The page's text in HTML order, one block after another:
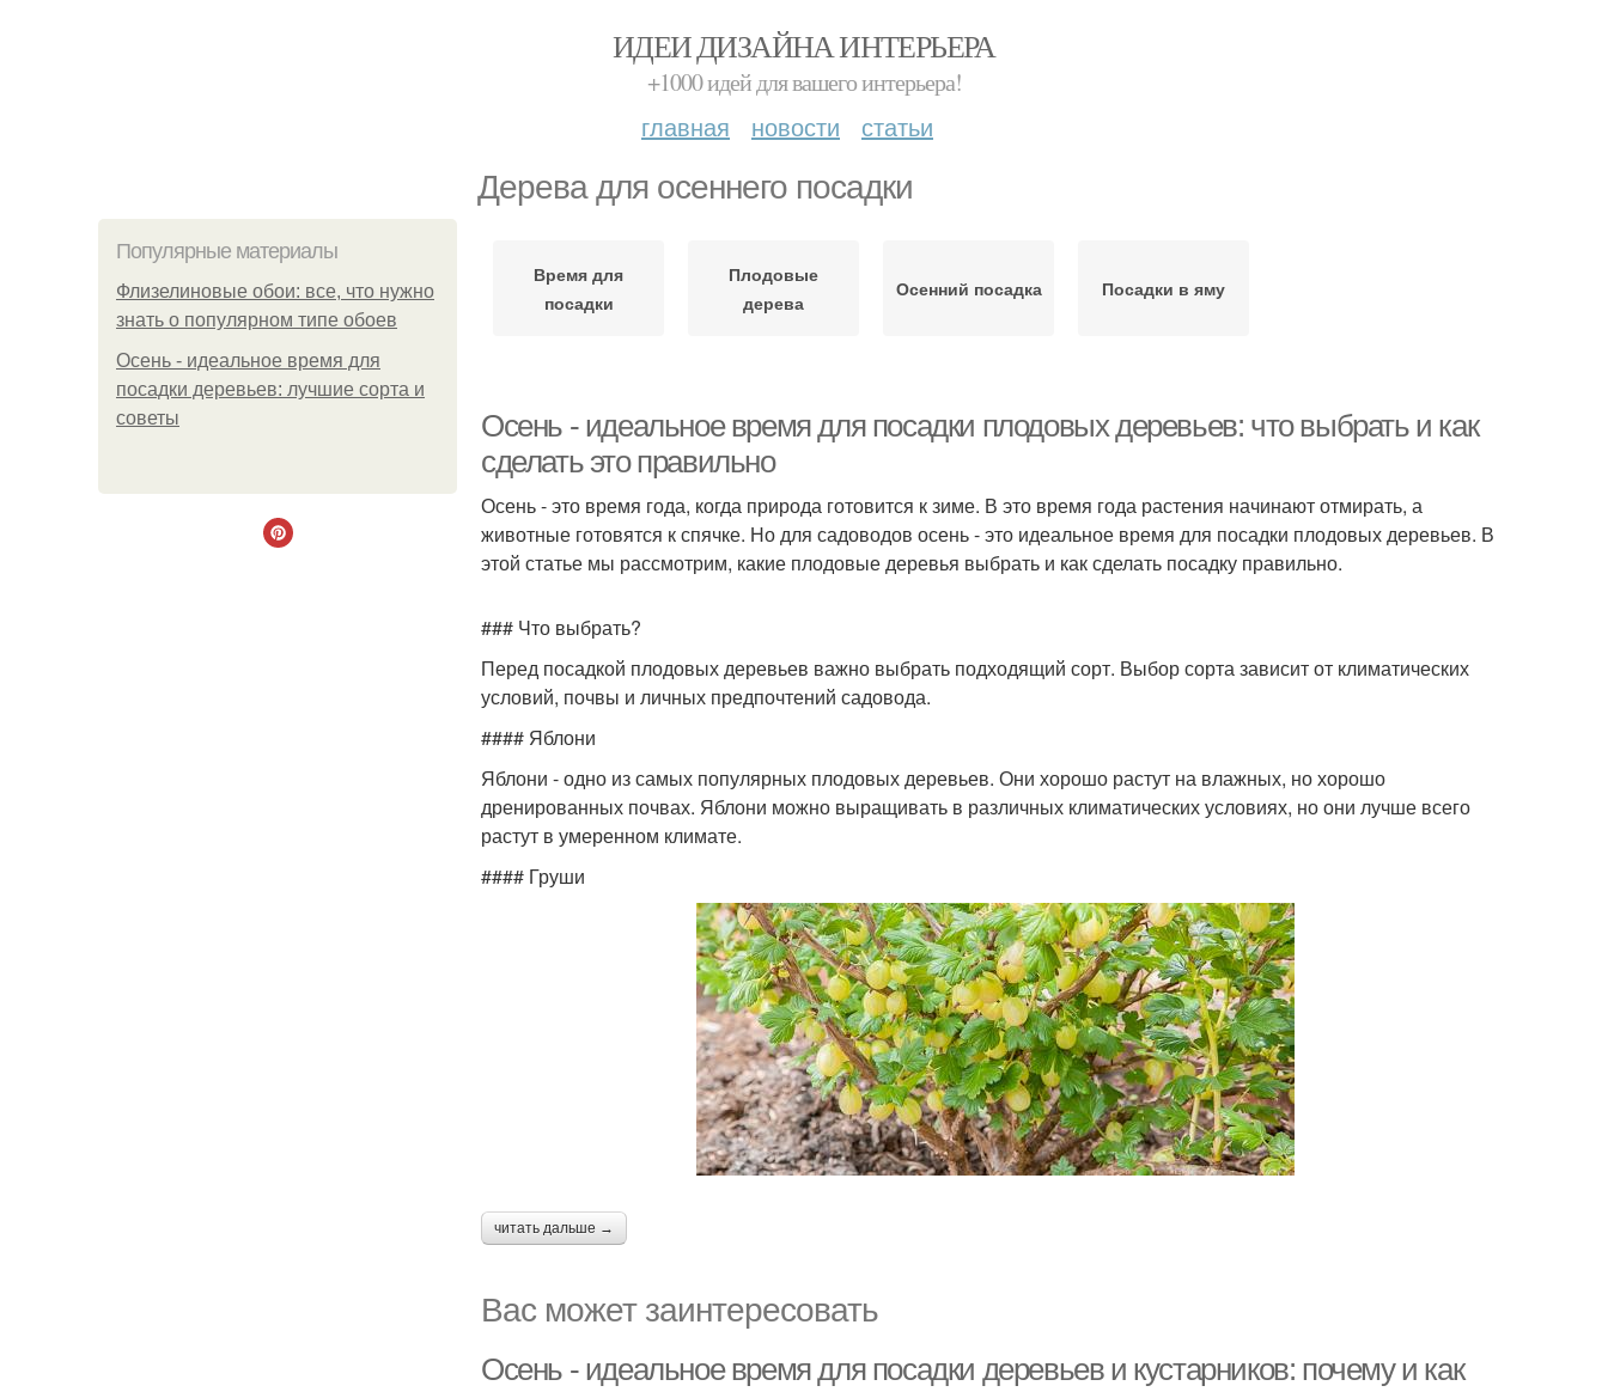
ИДЕИ ДИЗАЙНА ИНТЕРЬЕРА
+1000 идей для вашего интерьера!
главная новости статьи
Дерева для осеннего посадки
Популярные материалы
Флизелиновые обои: все, что нужно
знать о популярном типе обоев
Осень - идеальное время для
посадки деревьев: лучшие сорта и
советы
Время для
посадки
Плодовые
дерева
Осенний посадка Посадки в яму
Осень - идеальное время для посадки плодовых деревьев: что выбрать и как
сделать это правильно
Осень - это время года, когда природа готовится к зиме. В это время года растения начинают отмирать, а
животные готовятся к спячке. Но для садоводов осень - это идеальное время для посадки плодовых деревьев. В
этой статье мы рассмотрим, какие плодовые деревья выбрать и как сделать посадку правильно.
### Что выбрать?
Перед посадкой плодовых деревьев важно выбрать подходящий сорт. Выбор сорта зависит от климатических
условий, почвы и личных предпочтений садовода.
#### Яблони
Яблони - одно из самых популярных плодовых деревьев. Они хорошо растут на влажных, но хорошо
дренированных почвах. Яблони можно выращивать в различных климатических условиях, но они лучше всего
растут в умеренном климате.
#### Груши
читать дальше →
Вас может заинтересовать
Осень - идеальное время для посадки деревьев и кустарников: почему и как